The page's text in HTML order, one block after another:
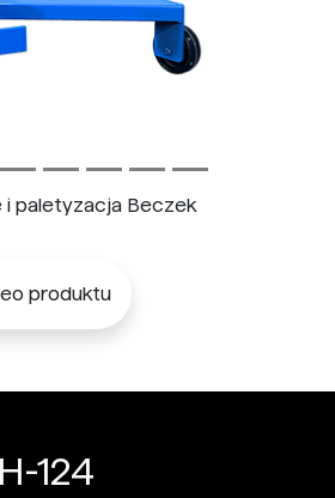
i paletyzacja Beczek
produktu
124